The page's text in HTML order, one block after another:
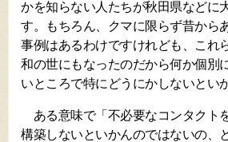
かを知らない人たちが秋田県などに
す。もちろん、クマに限らず昔から
事例はあるわけですけれども、これ
和の世にもなったのだから何か個別
いところで特にどうにかしないとい
ある意味で「不必要なコンタクト
構築しないといかんのではないの、